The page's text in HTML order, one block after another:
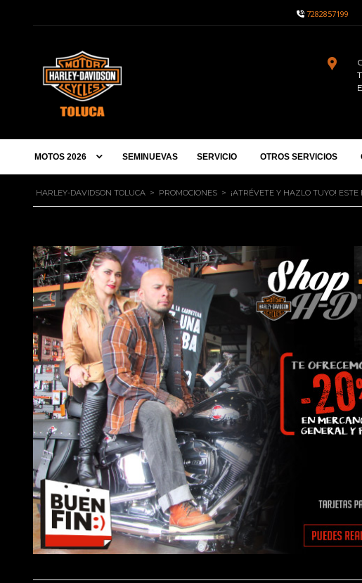
7282857199
MOTOS 2026 SEMINUEVAS SERVICIO OTROS SERVICIOS
HARLEY-DAVIDSON TOLUCA > PROMOCIONES > ¡ATRÉVETE Y HAZLO TUYO!